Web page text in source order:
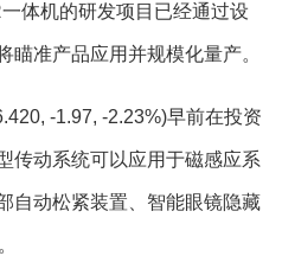
体机的研发项目已经通过设
瞄准产品应用并规模化量产。
-1.97, -2.23%)早前在投资
传动系统可以应用于磁感应系
自动松紧装置、智能眼镜隐藏